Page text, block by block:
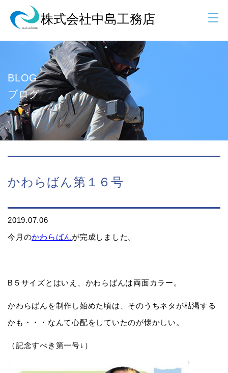
BLOG
ブログ
かわらばん第１６号
2019.07.06
今月のかわらばんが完成しました。
B５サイズとはいえ、かわらばんは両面カラー。
かわらばんを制作し始めた頃は、そのうちネタが枯渇する
かも・・・なんて心配をしていたのが懐かしい。
（記念すべき第一号↓）